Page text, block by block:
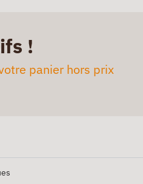
!
panier hors prix